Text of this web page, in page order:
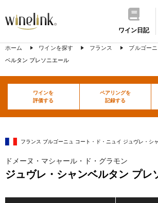
ワイン日記
ホーム ワインを探す フランス ブルゴーニ
ベルタン プレソニエール
ワインを
評価する
ペアリングを
記録する
フランス ブルゴーニュ コート・ド・ニュイ ジュヴレ・シ
ドメーヌ・マシャール・ド・グラモン
ジュヴレ・シャンベルタン プレ